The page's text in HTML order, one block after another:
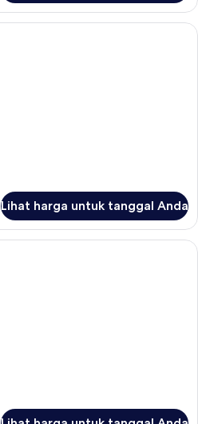
Kamar Double Eksekutif | Seprai
Lihat harga untuk tanggal Anda
Suite Junior | Seprai antialergi,